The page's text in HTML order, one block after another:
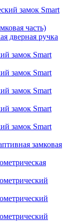
замок Smart
часть)
дверная ручка
замок Smart
замок Smart
замок Smart
замок Smart
замок Smart
замковая